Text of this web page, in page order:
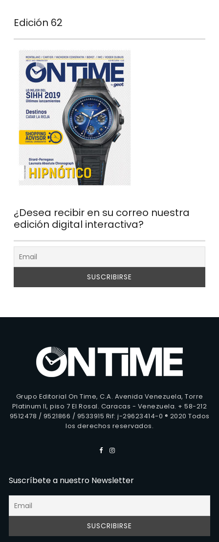
Edición 62
¿Desea recibir en su correo nuestra
edición digital interactiva?
Grupo Editorial On Time, C.A. Avenida Venezuela, Torre
Platinum II, piso 7 El Rosal. Caracas - Venezuela. + 58-212
9512478 / 9521866 / 9533915 Rif: j-29623414-0 ® 2020 Todos
los derechos reservados.
Suscríbete a nuestro Newsletter